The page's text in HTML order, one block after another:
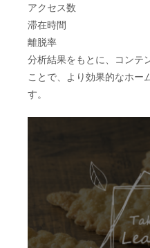
アクセス数
滞在時間
離脱率
分析結果をもとに、コンテ
ことで、より効果的なホー
す。